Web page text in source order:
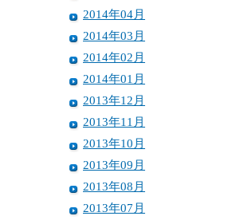
2014年04月
2014年03月
2014年02月
2014年01月
2013年12月
2013年11月
2013年10月
2013年09月
2013年08月
2013年07月